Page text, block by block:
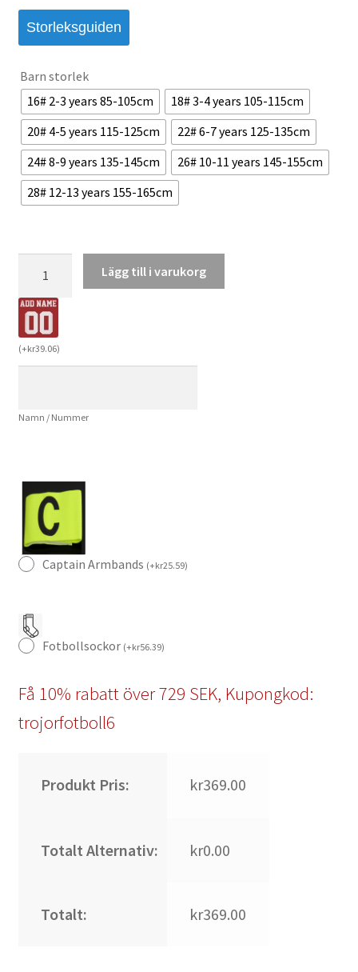
Storleksguiden
Barn storlek
16# 2-3 years 85-105cm
18# 3-4 years 105-115cm
20# 4-5 years 115-125cm
22# 6-7 years 125-135cm
24# 8-9 years 135-145cm
26# 10-11 years 145-155cm
28# 12-13 years 155-165cm
Union
Berlin
Barn
Bortaställ
Kortärmad
Shorts
mängd
Lägg till i varukorg
(+kr39.06)
Namn / Nummer
Captain Armbands (+kr25.59)
Fotbollsockor (+kr56.39)
Få 10% rabatt över 729 SEK, Kupongkod:
trojorfotboll6
Produkt Pris: kr369.00
Totalt Alternativ: kr0.00
Totalt: kr369.00